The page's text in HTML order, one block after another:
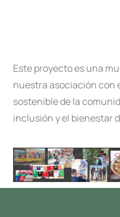
Este proyecto es una
nuestra asociación con
sostenible de la
inclusión y el bienestar